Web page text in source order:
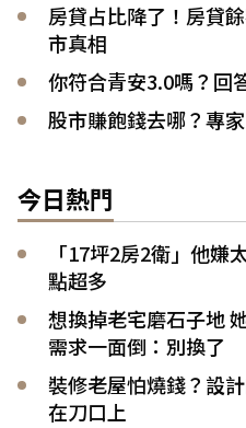
房貸占比降了！房貸
市真相
你符合青安3.0嗎？回
股市賺飽錢去哪？專
今日熱門
「17坪2房2衛」他嫌
點超多
想換掉老宅磨石子地
需求一面倒：別換了
裝修老屋怕燒錢？設
在刀口上